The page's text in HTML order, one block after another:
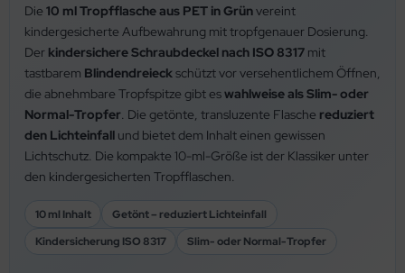
Die 10 ml Tropfflasche aus PET in Grünvereint
kindergesicherte Aufbewahrung mit tropfgenauer Dosierung.
Der kindersichere Schraubdeckel nach ISO 8317 mit
tastbarem Blindendreieckschützt vor versehentlichem Öffnen,
die abnehmbare Tropfspitze gibt eswahlweise als Slim- oder
Normal-Tropfer. Die getönte, transluzente Flasche reduziert
den Lichteinfall und bietet dem Inhalt einen gewissen
Lichtschutz. Die kompakte 10-ml-Größe ist der Klassiker unter
den kindergesicherten Tropfflaschen.
10 ml Inhalt
Getönt – reduziert Lichteinfall
Kindersicherung ISO 8317
Slim- oder Normal-Tropfer